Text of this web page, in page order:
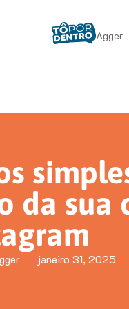
Agger
da sua
janeiro 31, 2025